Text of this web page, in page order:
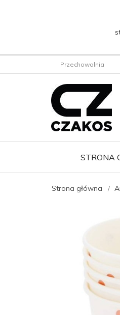
Przechowalnia
STRONA
Strona główna